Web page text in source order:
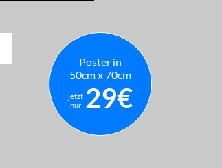
Poster in
50cm x 70cm
jetzt
nur 29€